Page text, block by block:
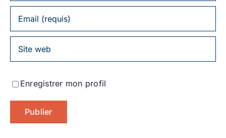
Enregistrer mon profil